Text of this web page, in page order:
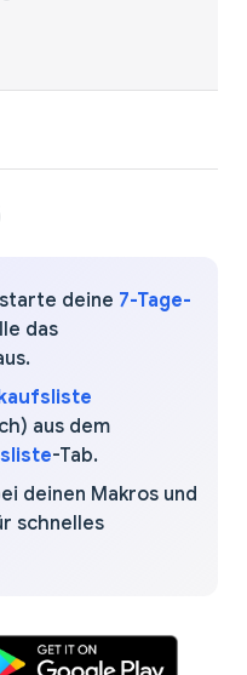
deine 7-Tage-
das
aus dem
-Tab.
deinen Makros und
schnelles